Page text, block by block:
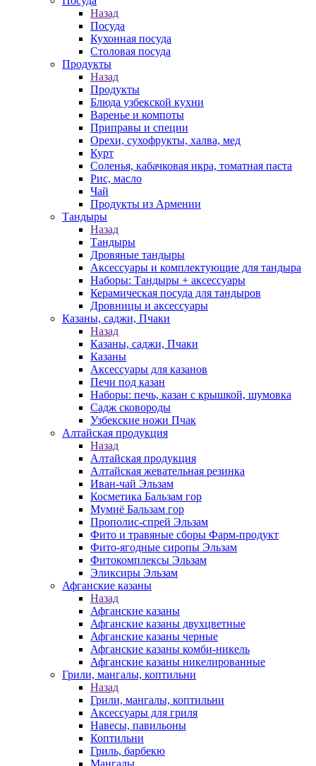
Назад
Посуда
Кухонная посуда
Столовая посуда
Продукты
Назад
Продукты
Блюда узбекской кухни
Варенье и компоты
Приправы и специи
Орехи, сухофрукты, халва, мед
Курт
Соленья, кабачковая икра, томатная паста
Рис, масло
Чай
Продукты из Армении
Тандыры
Назад
Тандыры
Дровяные тандыры
Аксессуары и комплектующие для тандыра
Наборы: Тандыры + аксессуары
Керамическая посуда для тандыров
Дровницы и аксессуары
Казаны, саджи, Пчаки
Назад
Казаны, саджи, Пчаки
Казаны
Аксессуары для казанов
Печи под казан
Наборы: печь, казан с крышкой, шумовка
Садж сковороды
Узбекские ножи Пчак
Алтайская продукция
Назад
Алтайская продукция
Алтайская жевательная резинка
Иван-чай Эльзам
Косметика Бальзам гор
Мумиё Бальзам гор
Прополис-спрей Эльзам
Фито и травяные сборы Фарм-продукт
Фито-ягодные сиропы Эльзам
Фитокомплексы Эльзам
Эликсиры Эльзам
Афганские казаны
Назад
Афганские казаны
Афганские казаны двухцветные
Афганские казаны черные
Афганские казаны комби-никель
Афганские казаны никелированные
Грили, мангалы, коптильни
Назад
Грили, мангалы, коптильни
Аксессуары для гриля
Навесы, павильоны
Коптильни
Гриль, барбекю
Мангалы